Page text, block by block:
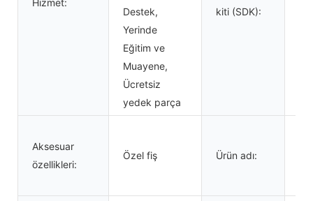
Destek,
Yerinde
Eğitim ve
Muayene,
Ücretsiz
yedek parça
kiti (SDK):
Aksesuar
özellikleri:
Özel fiş Ürün adı: